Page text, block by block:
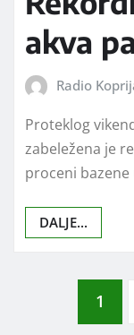
akva
Radio
Proteklog
zabeležena je
proceni
DALJE...
Posts
1